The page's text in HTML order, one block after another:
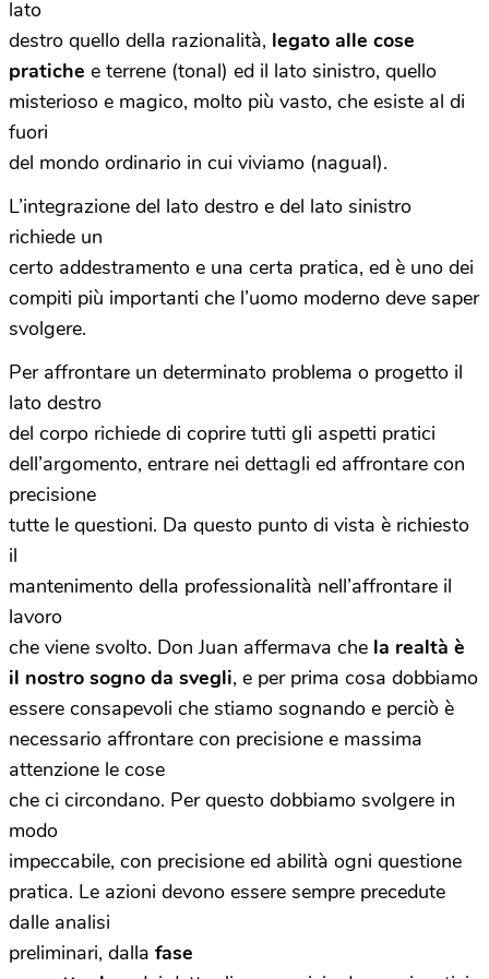
lato
destro quello della razionalità, legato alle cose
pratiche e terrene (tonal) ed il lato sinistro, quello
misterioso e magico, molto più vasto, che esiste al di
fuori
del mondo ordinario in cui viviamo (nagual).
L’integrazione del lato destro e del lato sinistro
richiede un
certo addestramento e una certa pratica, ed è uno dei
compiti più importanti che l’uomo moderno deve saper
svolgere.
Per affrontare un determinato problema o progetto il
lato destro
del corpo richiede di coprire tutti gli aspetti pratici
dell’argomento, entrare nei dettagli ed affrontare con
precisione
tutte le questioni. Da questo punto di vista è richiesto
il
mantenimento della professionalità nell’affrontare il
lavoro
che viene svolto. Don Juan affermava che la realtà è
il nostro sogno da svegli, e per prima cosa dobbiamo
essere consapevoli che stiamo sognando e perciò è
necessario affrontare con precisione e massima
attenzione le cose
che ci circondano. Per questo dobbiamo svolgere in
modo
impeccabile, con precisione ed abilità ogni questione
pratica. Le azioni devono essere sempre precedute
dalle analisi
preliminari, dalla fase